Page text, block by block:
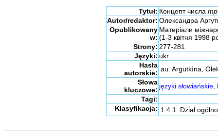
Tytuł: Концепт числа
Autor/redaktor: Олександра
Opublikowany
w:
Матеріали
(1-3 квітня 1998
Strony: 277-281
Języki: ukr
Hasła
autorskie: au. Argutkìna,
Słowa
kluczowe: języki słowiańskie,
Tagi:
Klasyfikacja: 1.4.1. Dział